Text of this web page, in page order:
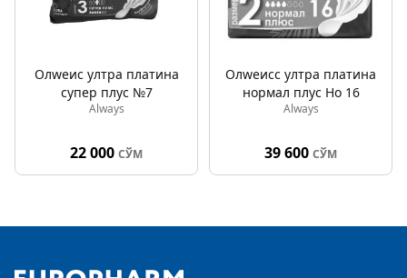
Олwеис ултра платина
супер плус №7
Always
22 000 СЎМ
Олwеисс ултра платина
нормал плус Но 16
Always
39 600 СЎМ